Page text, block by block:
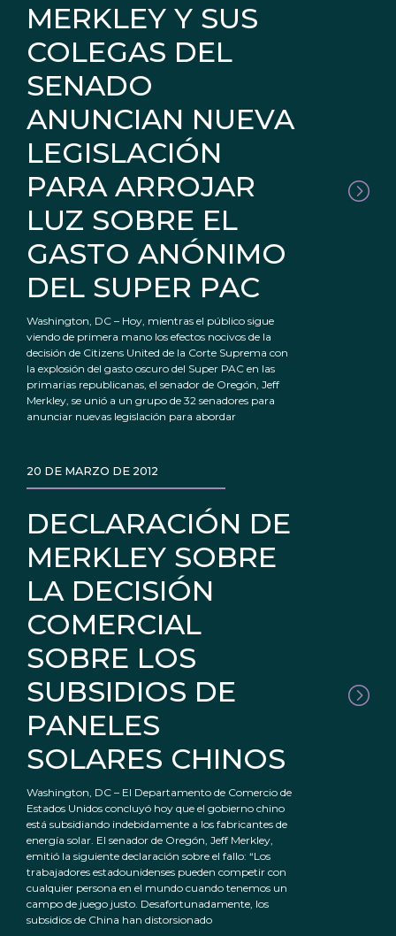
MERKLEY Y SUS
COLEGAS DEL
SENADO
ANUNCIAN NUEVA
LEGISLACIÓN
PARA ARROJAR
LUZ SOBRE EL
GASTO ANÓNIMO
DEL SUPER PAC
Washington, DC – Hoy, mientras el público sigue
viendo de primera mano los efectos nocivos de la
decisión de Citizens United de la Corte Suprema con
la explosión del gasto oscuro del Super PAC en las
primarias republicanas, el senador de Oregón, Jeff
Merkley, se unió a un grupo de 32 senadores para
anunciar nuevas legislación para abordar
DECLARACIÓN DE
MERKLEY SOBRE
LA DECISIÓN
COMERCIAL
SOBRE LOS
SUBSIDIOS DE
PANELES
SOLARES CHINOS
20 DE MARZO DE 2012
Washington, DC – El Departamento de Comercio de
Estados Unidos concluyó hoy que el gobierno chino
está subsidiando indebidamente a los fabricantes de
energía solar. El senador de Oregón, Jeff Merkley,
emitió la siguiente declaración sobre el fallo: “Los
trabajadores estadounidenses pueden competir con
cualquier persona en el mundo cuando tenemos un
campo de juego justo. Desafortunadamente, los
subsidios de China han distorsionado